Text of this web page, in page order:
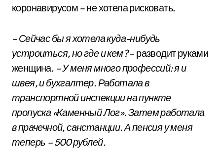
коронавирусом – не хотела рисковать.
– Сейчас бы я хотела куда-нибудь
устроиться, но где и кем?– разводит руками
женщина. – У меня много профессий: я и
швея, и бухгалтер. Работала в
транспортной инспекции на пункте
пропуска «Каменный Лог». Затем работала
в прачечной, санстанции. А пенсия у меня
теперь – 500 рублей.